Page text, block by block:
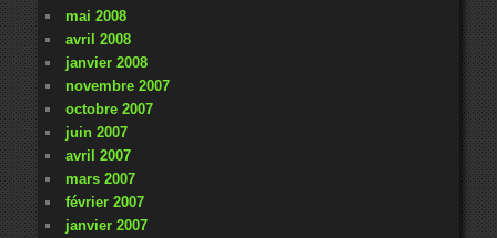
mai 2008
avril 2008
janvier 2008
novembre 2007
octobre 2007
juin 2007
avril 2007
mars 2007
février 2007
janvier 2007